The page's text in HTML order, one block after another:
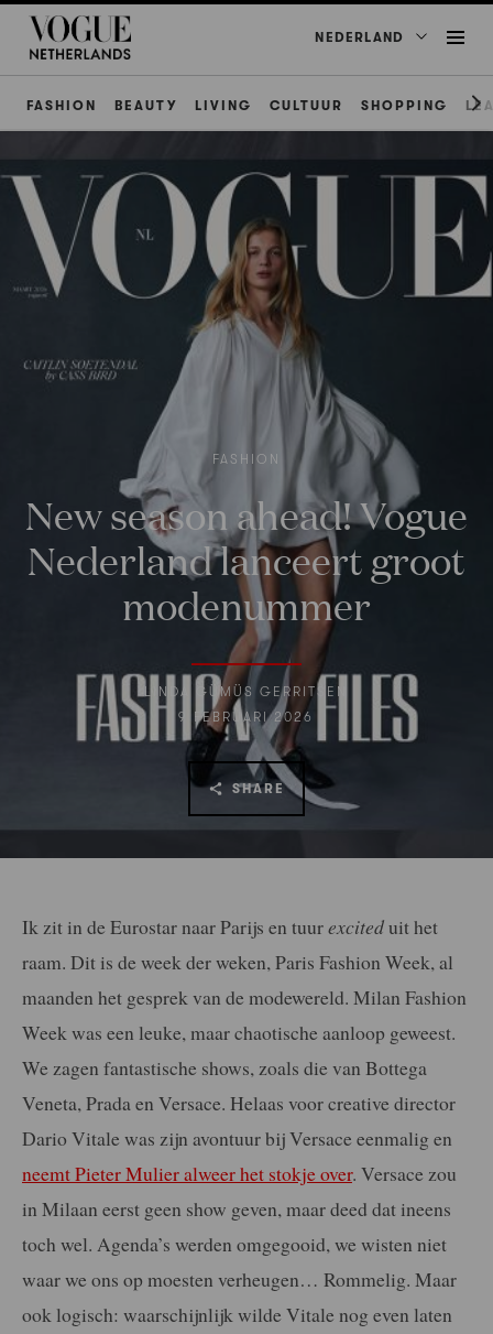
NEDERLAND
FASHION BEAUTY LIVING CULTUUR SHOPPING
FASHION
New season ahead! Vogue
Nederland lanceert groot
modenummer
LINDA GÜMÜS GERRITSEN
9 FEBRUARI 2026
SHARE
Ik zit in de Eurostar naar Parijs en tuurexciteduit het
raam. Dit is de week der weken, Paris Fashion Week, al
maanden het gesprek van de modewereld. Milan Fashion
Week was een leuke, maar chaotische aanloop geweest.
We zagen fantastische shows, zoals die van Bottega
Veneta, Prada en Versace. Helaas voor creative director
Dario Vitale was zijn avontuur bij Versace eenmalig en
neemt PieterMulier alweer het stokje over. Versace zou
in Milaan eerst geen show geven, maar deed dat ineens
toch wel. Agenda’s werden omgegooid, we wisten niet
waar we ons op moesten verheugen… Rommelig. Maar
ook logisch: waarschijnlijk wilde Vitale nog even laten